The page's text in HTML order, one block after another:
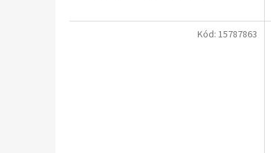
Kód: 15787863